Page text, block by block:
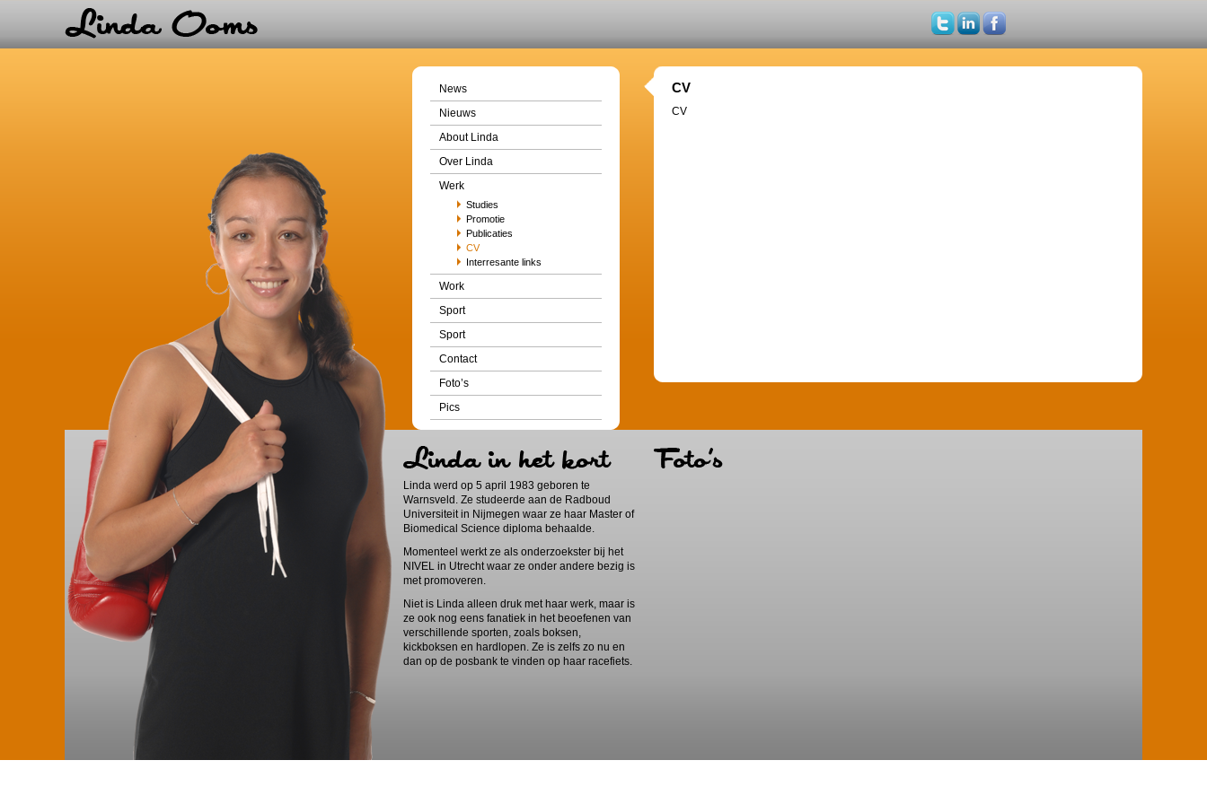
News
Nieuws
About Linda
Over Linda
Werk
Studies
Promotie
Publicaties
CV
Interresante links
Work
Sport
Sport
Contact
Foto’s
Pics
CV
CV
Linda werd op 5 april 1983 geboren te
Warnsveld. Ze studeerde aan de Radboud
Universiteit in Nijmegen waar ze haar Master of
Biomedical Science diploma behaalde.
Momenteel werkt ze als onderzoekster bij het
NIVEL in Utrecht waar ze onder andere bezig is
met promoveren.
Niet is Linda alleen druk met haar werk, maar is
ze ook nog eens fanatiek in het beoefenen van
verschillende sporten, zoals boksen,
kickboksen en hardlopen. Ze is zelfs zo nu en
dan op de posbank te vinden op haar racefiets.